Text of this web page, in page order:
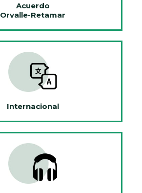
Acuerdo
Orvalle-Retamar
Internacional